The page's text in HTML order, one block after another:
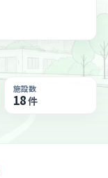
施設数
18件